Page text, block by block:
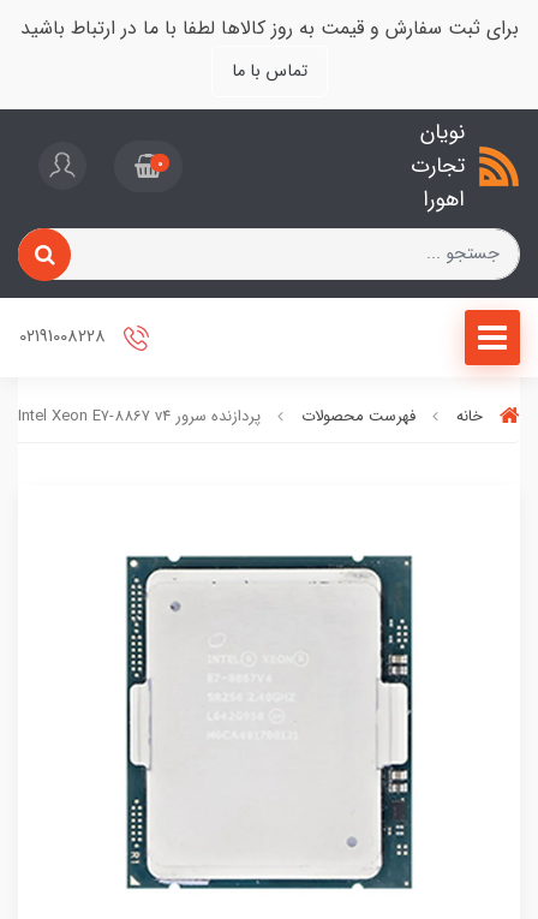
برای ثبت سفارش و قیمت به روز کالاها لطفا با ما در ارتباط باشید
تماس با ما
نویان
تجارت
اهورا
0
خانه فهرست محصولات پردازنده سرور Intel Xeon E7-8867 v4